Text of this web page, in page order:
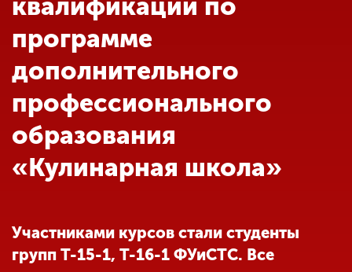
Международная
деятельность
Другие виды
деятельности
Студенческая жизнь
Сведения об
образовательной
организации
квалификации по
программе
дополнительного
профессионального
образования
«Кулинарная школа»
Участниками курсов стали студенты
групп Т-15-1, Т-16-1 ФУиСТС. Все